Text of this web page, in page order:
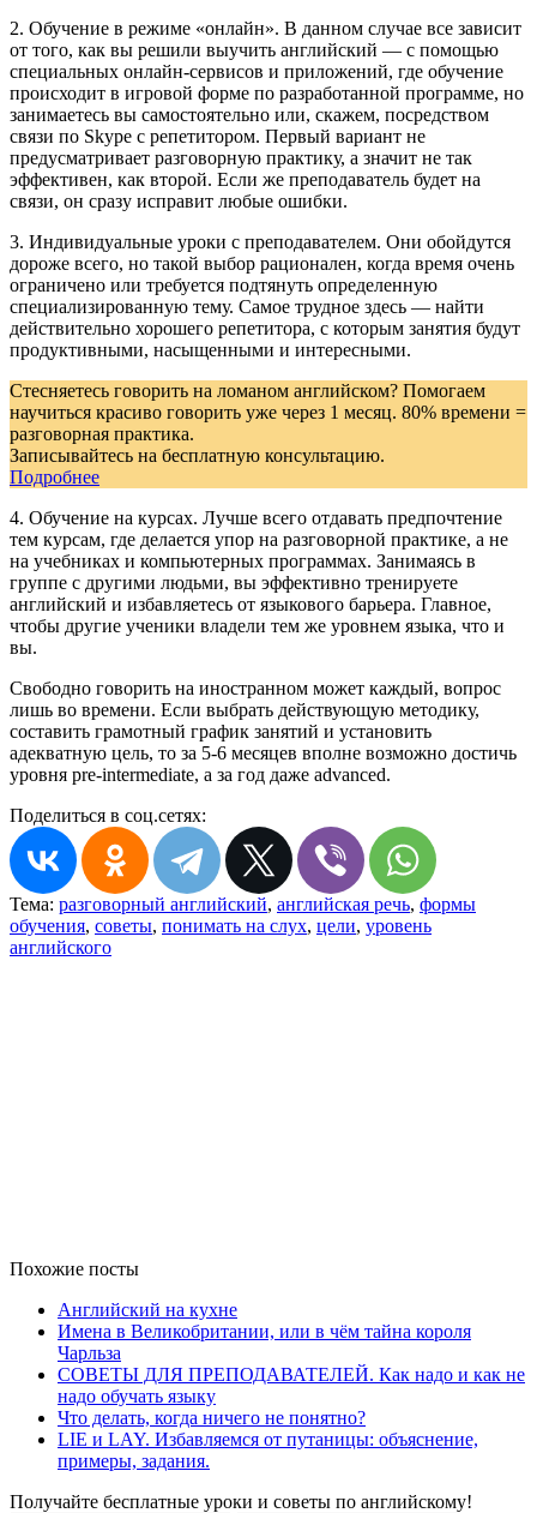
2. Обучение в режиме «онлайн». В данном случае все зависит
от того, как вы решили выучить английский — с помощью
специальных онлайн-сервисов и приложений, где обучение
происходит в игровой форме по разработанной программе, но
занимаетесь вы самостоятельно или, скажем, посредством
связи по Skype с репетитором. Первый вариант не
предусматривает разговорную практику, а значит не так
эффективен, как второй. Если же преподаватель будет на
связи, он сразу исправит любые ошибки.
3. Индивидуальные уроки с преподавателем. Они обойдутся
дороже всего, но такой выбор рационален, когда время очень
ограничено или требуется подтянуть определенную
специализированную тему. Самое трудное здесь — найти
действительно хорошего репетитора, с которым занятия будут
продуктивными, насыщенными и интересными.
Стесняетесь говорить на ломаном английском? Помогаем
научиться красиво говорить уже через 1 месяц. 80% времени =
разговорная практика.
Записывайтесь на бесплатную консультацию.
Подробнее
4. Обучение на курсах. Лучше всего отдавать предпочтение
тем курсам, где делается упор на разговорной практике, а не
на учебниках и компьютерных программах. Занимаясь в
группе с другими людьми, вы эффективно тренируете
английский и избавляетесь от языкового барьера. Главное,
чтобы другие ученики владели тем же уровнем языка, что и
вы.
Свободно говорить на иностранном может каждый, вопрос
лишь во времени. Если выбрать действующую методику,
составить грамотный график занятий и установить
адекватную цель, то за 5-6 месяцев вполне возможно достичь
уровня pre-intermediate, а за год даже advanced.
Поделиться в соц.сетях:
Тема: разговорный английский, английская речь, формы
обучения, советы, понимать на слух, цели, уровень
английского
Похожие посты
Английский на кухне
Имена в Великобритании, или в чём тайна короля
Чарльза
СОВЕТЫ ДЛЯ ПРЕПОДАВАТЕЛЕЙ. Как надо и как не
надо обучать языку
Что делать, когда ничего не понятно?
LIE и LAY. Избавляемся от путаницы: объяснение,
примеры, задания.
Получайте бесплатные уроки и советы по английскому!